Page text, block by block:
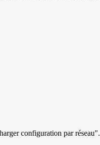
configuration par réseau".